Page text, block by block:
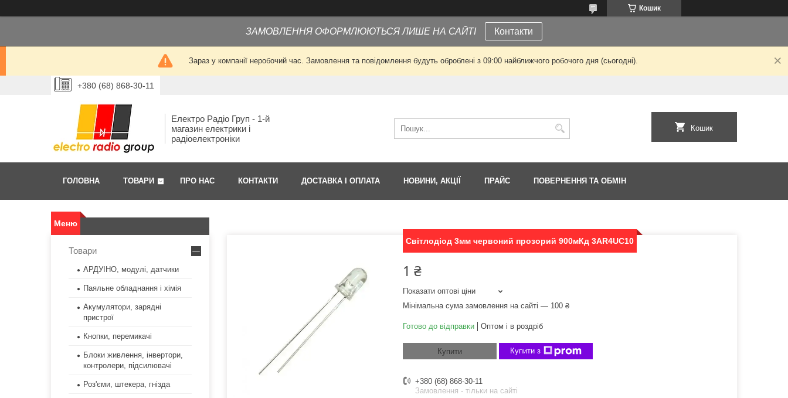
Кошик
ЗАМОВЛЕННЯ ОФОРМЛЮЮТЬСЯ ЛИШЕ НА САЙТІ Контакти
Зараз у компанії неробочий час. Замовлення та повідомлення будуть оброблені з 09:00 найближчого робочого дня (сьогодні).
+380 (68) 868-30-11
Електро Радіо Груп - 1-й
магазин електрики і
радіоелектроніки
Кошик
ГОЛОВНА ТОВАРИ ПРО НАС КОНТАКТИ ДОСТАВКА І ОПЛАТА НОВИНИ, АКЦІЇ ПРАЙС ПОВЕРНЕННЯ ТА ОБМІН
Світлодіод 3мм червоний прозорий 900мКд 3AR4UC10
1 ₴
Показати оптові ціни
Мінімальна сума замовлення на сайті — 100 ₴
Готово до відправки Оптом і в роздріб
Купити Купити з
+380 (68) 868-30-11
Замовлення - тільки на сайті
Товари
АРДУІНО, модулі, датчики
Паяльне обладнання і хімія
Акумулятори, зарядні
пристрої
Кнопки, перемикачі
Блоки живлення, інвертори,
контролери, підсилювачі
Роз'єми, штекера, гнізда